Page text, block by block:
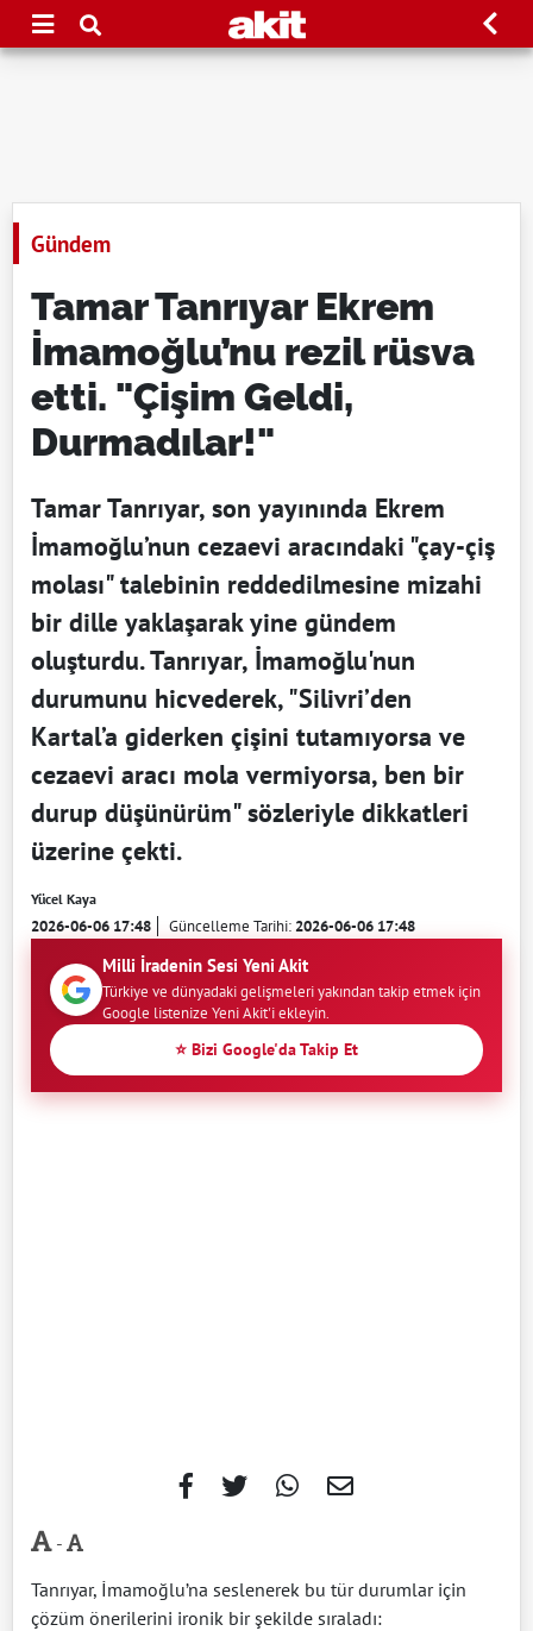
Gündem
Tamar Tanrıyar Ekrem
İmamoğlu’nu rezil rüsva
etti. "Çişim Geldi,
Durmadılar!"
Tamar Tanrıyar, son yayınında Ekrem
İmamoğlu’nun cezaevi aracındaki "çay-çiş
molası" talebinin reddedilmesine mizahi
bir dille yaklaşarak yine gündem
oluşturdu. Tanrıyar, İmamoğlu'nun
durumunu hicvederek, "Silivri’den
Kartal’a giderken çişini tutamıyorsa ve
cezaevi aracı mola vermiyorsa, ben bir
durup düşünürüm" sözleriyle dikkatleri
üzerine çekti.
Yücel Kaya
2026-06-06 17:48 Güncelleme Tarihi:2026-06-06 17:48
Milli İradenin Sesi Yeni Akit
Türkiye ve dünyadaki gelişmeleri yakından takip etmek için
Google listenize Yeni Akit'i ekleyin.
⭐ Bizi Google'da Takip Et
-
Tanrıyar, İmamoğlu’na seslenerek bu tür durumlar için
çözüm önerilerini ironik bir şekilde sıraladı: